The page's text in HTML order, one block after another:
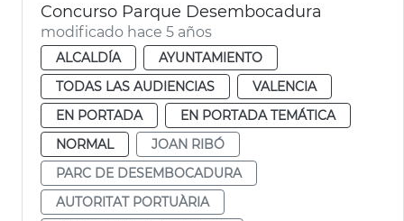
Concurso Parque Desembocadura
modificado hace 5 años
ALCALDÍA
AYUNTAMIENTO
TODAS LAS AUDIENCIAS
VALENCIA
EN PORTADA
EN PORTADA TEMÁTICA
NORMAL
JOAN RIBÓ
PARC DE DESEMBOCADURA
AUTORITAT PORTUÀRIA